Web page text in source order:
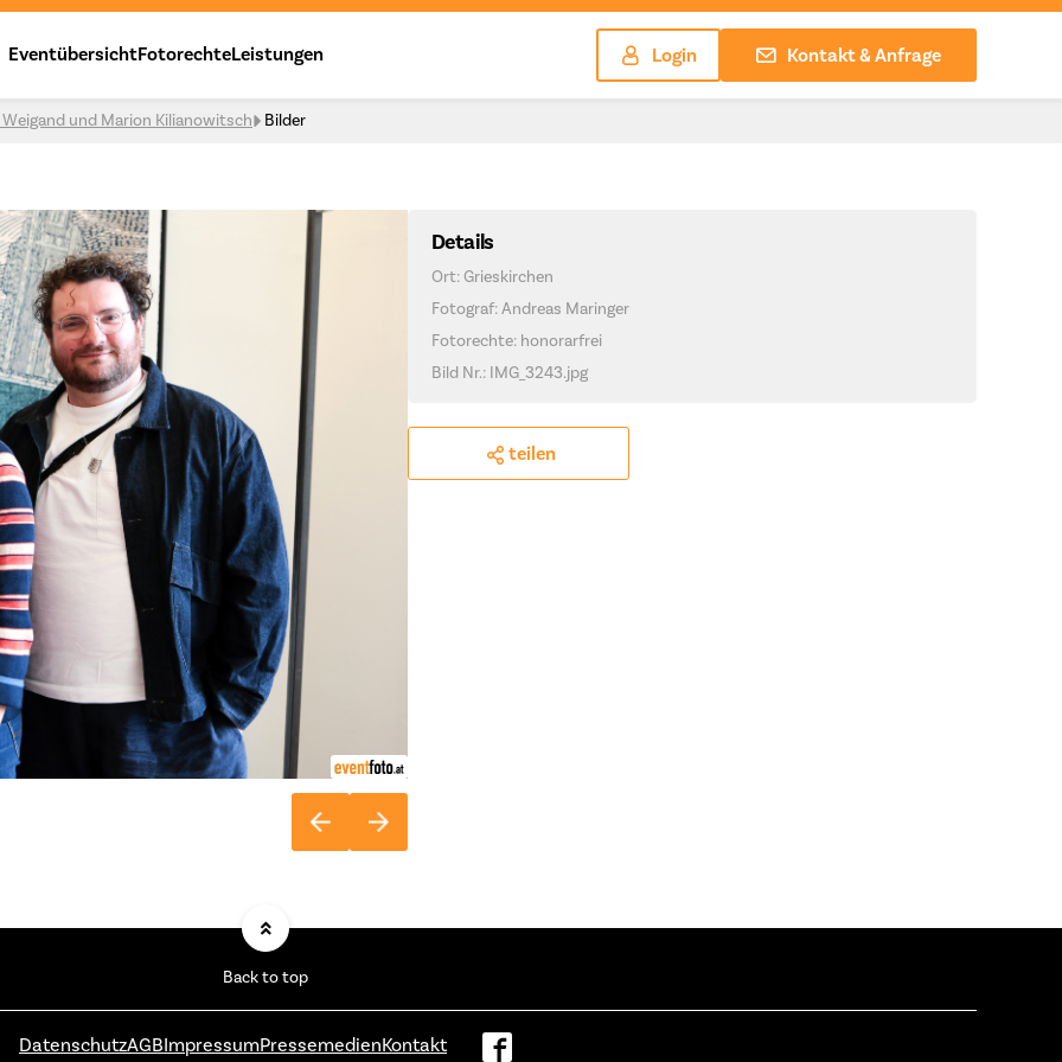
EventübersichtFotorechteLeistungen Login Kontakt & Anfrage
und Marion Kilianowitsch Bilder
Details
Ort: Grieskirchen
Fotograf: Andreas Maringer
Fotorechte: honorarfrei
Bild Nr.: IMG_3243.jpg
teilen
Back to top
DatenschutzAGBImpressumPressemedienKontakt